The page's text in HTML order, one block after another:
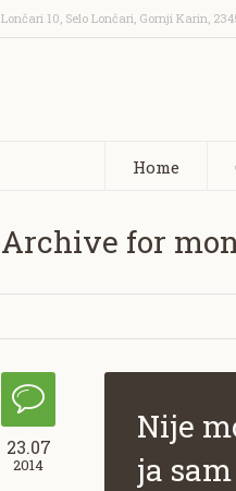
Lončari 10, Selo Lončari, Gornji Karin
Home
Archive for
23.07
2014
Nije
ja